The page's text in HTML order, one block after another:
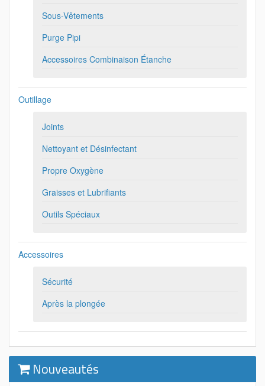
Sous-Vêtements
Purge Pipi
Accessoires Combinaison Étanche
Outillage
Joints
Nettoyant et Désinfectant
Propre Oxygène
Graisses et Lubrifiants
Outils Spéciaux
Accessoires
Sécurité
Après la plongée
Nouveautés